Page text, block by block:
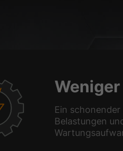
Ein
Belastungen